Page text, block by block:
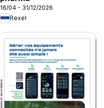
16/04 - 31/12/2026
Rexel